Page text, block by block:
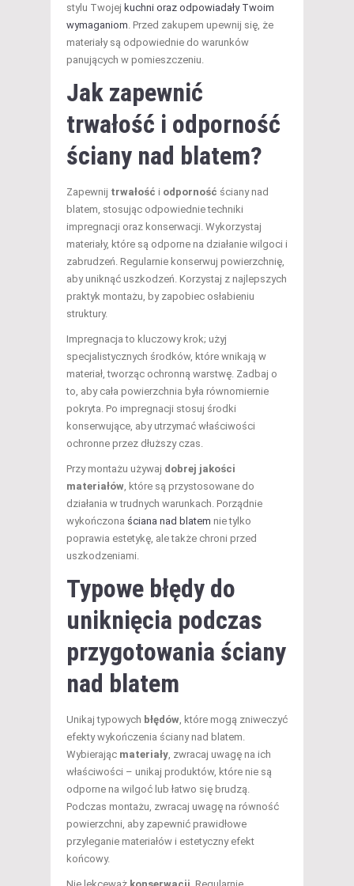
stylu Twojej kuchni oraz odpowiadały Twoim
wymaganiom . Przed zakupem upewnij się, że
materiały są odpowiednie do warunków
panujących w pomieszczeniu.
Jak zapewnić
trwałość i odporność
ściany nad blatem?
Zapewnij trwałość i odporność ściany nad
blatem, stosując odpowiednie techniki
impregnacji oraz konserwacji. Wykorzystaj
materiały, które są odporne na działanie wilgoci i
zabrudzeń. Regularnie konserwuj powierzchnię,
aby uniknąć uszkodzeń. Korzystaj z najlepszych
praktyk montażu, by zapobiec osłabieniu
struktury.
Impregnacja to kluczowy krok; użyj
specjalistycznych środków, które wnikają w
materiał, tworząc ochronną warstwę. Zadbaj o
to, aby cała powierzchnia była równomiernie
pokryta. Po impregnacji stosuj środki
konserwujące, aby utrzymać właściwości
ochronne przez dłuższy czas.
Przy montażu używaj dobrej jakości
materiałów , które są przystosowane do
działania w trudnych warunkach. Porządnie
wykończona ściana nad blatem nie tylko
poprawia estetykę, ale także chroni przed
uszkodzeniami.
Typowe błędy do
uniknięcia podczas
przygotowania ściany
nad blatem
Unikaj typowych błędów , które mogą zniweczyć
efekty wykończenia ściany nad blatem.
Wybierając materiały , zwracaj uwagę na ich
właściwości – unikaj produktów, które nie są
odporne na wilgoć lub łatwo się brudzą.
Podczas montażu, zwracaj uwagę na równość
powierzchni, aby zapewnić prawidłowe
przyleganie materiałów i estetyczny efekt
końcowy.